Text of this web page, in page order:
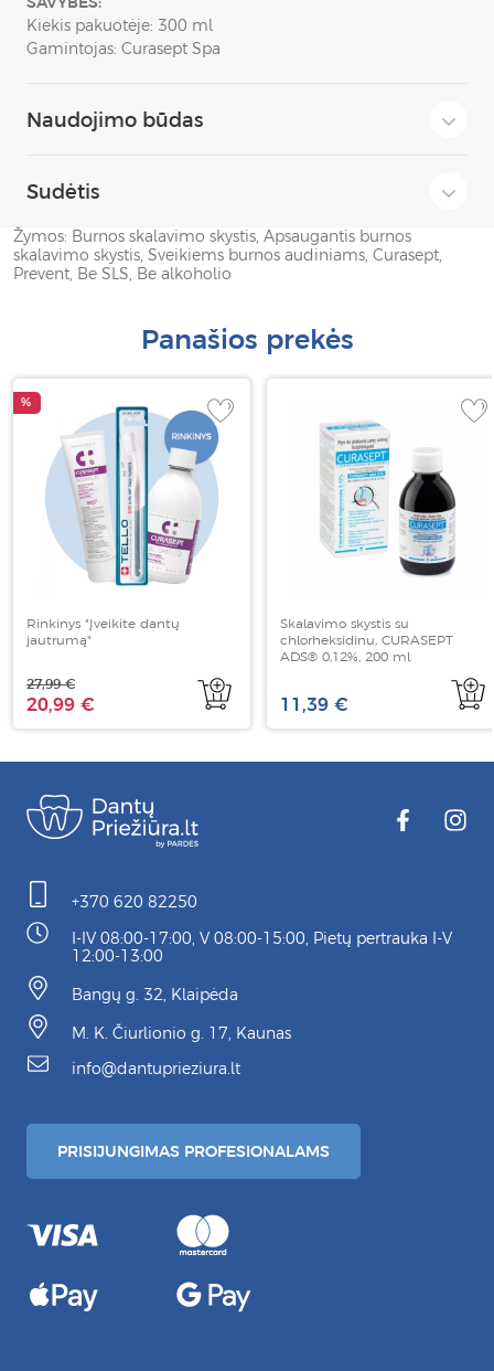
Kiekis pakuotėje: 300 ml
Gamintojas: Curasept Spa
Naudojimo būdas
Sudėtis
Žymos: Burnos skalavimo skystis Apsaugantis burnos
skalavimo skystis Sveikiems burnos audiniams Curasept
Prevent Be SLS Be alkoholio
Panašios prekės
%
Rinkinys "Įveikite dantų
jautrumą"
20,99 €
27,99 €
Skalavimo skystis su
chlorheksidinu, CURASEPT
ADS® 0,12%, 200 ml
11,39 €
+370 620 82250
I-IV 08:00-17:00, V 08:00-15:00, Pietų pertrauka I-V
12:00-13:00
Bangų g. 32, Klaipėda
M. K. Čiurlionio g. 17, Kaunas
info@dantuprieziura.lt
PRISIJUNGIMAS PROFESIONALAMS